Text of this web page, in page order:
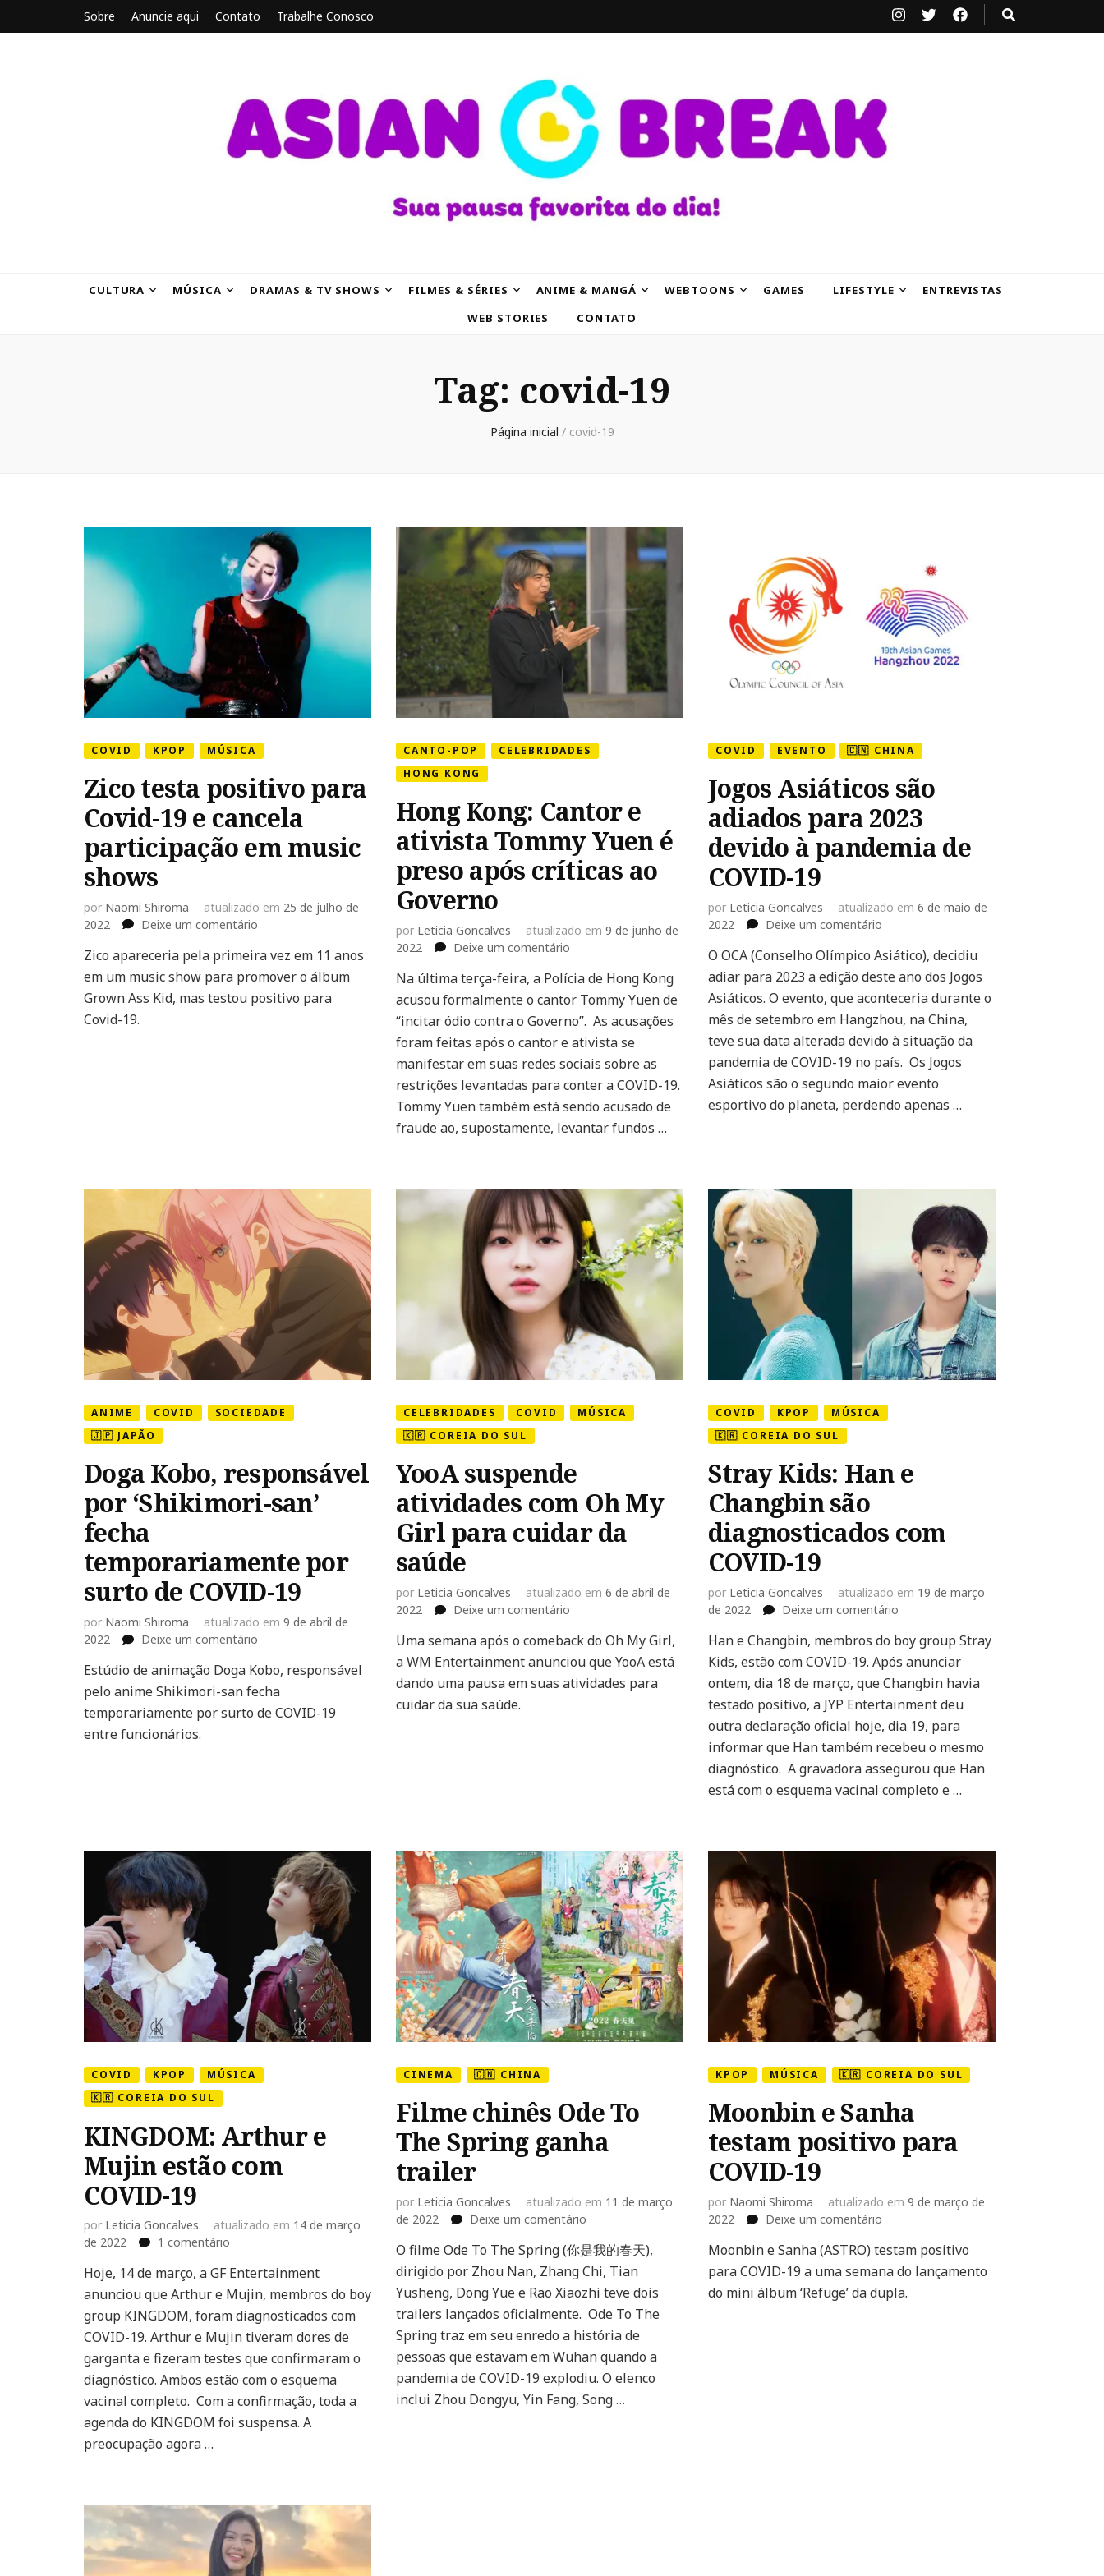
Sobre Anuncie aqui Contato Trabalhe Conosco
CULTURA MÚSICA DRAMAS & TV SHOWS FILMES & SÉRIES ANIME & MANGÁ WEBTOONS GAMES LIFESTYLE
ENTREVISTAS
WEB STORIES
CONTATO
Tag: covid-19
Página inicial / covid-19
COVID KPOP MÚSICA
Zico testa positivo para
Covid-19 e cancela
participação em music
shows
por Naomi Shiroma atualizado em 25 de julho de
2022
Deixe um comentário
testa
positivo
para
Zico apareceria pela primeira vez em 11 anos
em um music show para promover o álbum
Grown Ass Kid, mas testou positivo para
Covid-19.
CANTO-POP
CELEBRIDADES
HONG KONG
Hong Kong: Cantor e
ativista Tommy Yuen é
preso após críticas ao
Governo
por Leticia Goncalves atualizado em 9 de junho de
2022
Deixe um comentárioem
Kong:
Cantor
e
Tommy
Yuen
é
preso
críticas
Na última terça-feira, a Polícia de Hong Kong
acusou formalmente o cantor Tommy Yuen de
“incitar ódio contra o Governo”. As acusações
foram feitas após o cantor e ativista se
manifestar em suas redes sociais sobre as
restrições levantadas para conter a COVID-19.
Tommy Yuen também está sendo acusado de
fraude ao, supostamente, levantar fundos …
COVID EVENTO 🇨🇳 CHINA
Jogos Asiáticos são
adiados para 2023
devido à pandemia de
COVID-19
por Leticia Goncalves atualizado em 6 de maio de
2022
Deixe um comentárioem
Asiáticos
são
adiados
2023
devido
à
pandemia
COVID-
O OCA (Conselho Olímpico Asiático), decidiu
adiar para 2023 a edição deste ano dos Jogos
Asiáticos. O evento, que aconteceria durante o
mês de setembro em Hangzhou, na China,
teve sua data alterada devido à situação da
pandemia de COVID-19 no país. Os Jogos
Asiáticos são o segundo maior evento
esportivo do planeta, perdendo apenas …
ANIME COVID
SOCIEDADE
🇯🇵 JAPÃO
Doga Kobo, responsável
por ‘Shikimori-san’
fecha
temporariamente por
surto de COVID-19
por Naomi Shiroma atualizado em 9 de abril de
2022
Deixe um comentário
Kobo,
responsável
por
Estúdio de animação Doga Kobo, responsável
pelo anime Shikimori-san fecha
temporariamente por surto de COVID-19
entre funcionários.
CELEBRIDADES COVID
MÚSICA
🇰🇷 COREIA DO SUL
YooA suspende
atividades com Oh My
Girl para cuidar da
saúde
por Leticia Goncalves atualizado em 6 de abril de
2022
Deixe um comentárioem
suspende
atividades
com
Uma semana após o comeback do Oh My Girl,
a WM Entertainment anunciou que YooA está
dando uma pausa em suas atividades para
cuidar da sua saúde.
COVID KPOP
MÚSICA
🇰🇷 COREIA DO SUL
Stray Kids: Han e
Changbin são
diagnosticados com
COVID-19
por Leticia Goncalves atualizado em 19 de março
de 2022
Deixe um comentárioem
Kids:
Han
e
Changbin
são
diagnosticados
com
COVID-
19
Han e Changbin, membros do boy group Stray
Kids, estão com COVID-19. Após anunciar
ontem, dia 18 de março, que Changbin havia
testado positivo, a JYP Entertainment deu
outra declaração oficial hoje, dia 19, para
informar que Han também recebeu o mesmo
diagnóstico. A gravadora assegurou que Han
está com o esquema vacinal completo e …
COVID KPOP
MÚSICA
🇰🇷 COREIA DO SUL
KINGDOM: Arthur e
Mujin estão com
COVID-19
por Leticia Goncalves atualizado em 14 de março
de 2022
1 comentário
Arthur
e
Mujin
estão
com
COVID-
19
Hoje, 14 de março, a GF Entertainment
anunciou que Arthur e Mujin, membros do boy
group KINGDOM, foram diagnosticados com
COVID-19. Arthur e Mujin tiveram dores de
garganta e fizeram testes que confirmaram o
diagnóstico. Ambos estão com o esquema
vacinal completo. Com a confirmação, toda a
agenda do KINGDOM foi suspensa. A
preocupação agora …
CINEMA 🇨🇳 CHINA
Filme chinês Ode To
The Spring ganha
trailer
por Leticia Goncalves atualizado em 11 de março
de 2022
Deixe um comentárioem
chinês
Ode
To
Spring
ganha
trailer
O filme Ode To The Spring (你是我的春天),
dirigido por Zhou Nan, Zhang Chi, Tian
Yusheng, Dong Yue e Rao Xiaozhi teve dois
trailers lançados oficialmente. Ode To The
Spring traz em seu enredo a história de
pessoas que estavam em Wuhan quando a
pandemia de COVID-19 explodiu. O elenco
inclui Zhou Dongyu, Yin Fang, Song …
KPOP MÚSICA 🇰🇷 COREIA DO SUL
Moonbin e Sanha
testam positivo para
COVID-19
por Naomi Shiroma atualizado em 9 de março de
2022
Deixe um comentárioem
e
Sanha
testam
positivo
Moonbin e Sanha (ASTRO) testam positivo
para COVID-19 a uma semana do lançamento
do mini álbum ‘Refuge’ da dupla.